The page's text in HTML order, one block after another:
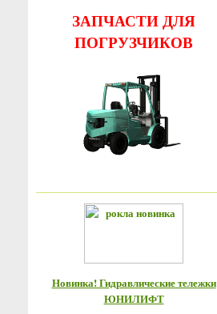
ЗАПЧАСТИ ДЛЯ
ПОГРУЗЧИКОВ
Новинка! Гидравлические тележки
ЮНИЛИФТ